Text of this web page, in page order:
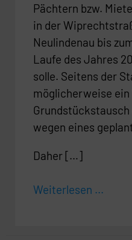
Pächtern bzw.
in der
Neulindenau bis
Laufe des Jahres
solle. Seitens der
möglicherweise
wegen eines
Daher […]
Weiterlesen ...